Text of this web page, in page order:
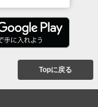
Topに戻る